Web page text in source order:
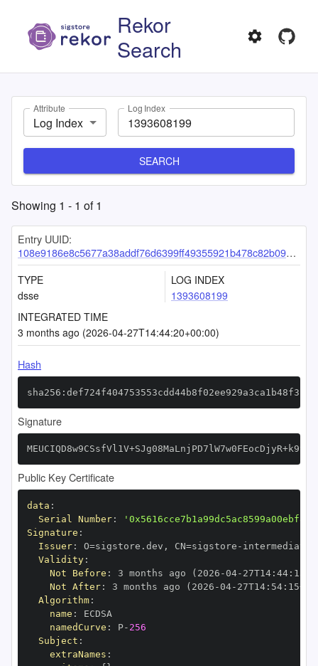
Rekor
Search
Attribute
Log Index
Log Index
SEARCH
Showing 1 - 1 of1
Entry UUID:
108e9186e8c5677a38addf76d6399ff49355921b478c82b09aa55d356a0f6462f5438fc9490b6b67
TYPE
dsse
LOG INDEX
1393608199
INTEGRATED TIME
3 months ago (2026-04-27T14:44:20+00:00)
Hash
Signature
Public Key Certificate
data :
Serial Number:
Signature :
Issuer: O=sigstore.dev , CN=sigstore -
Validity:
Not Before : 3 months ago (2026 -04- 27T14: 44:
Not After: 3 months ago (2026 -04- 27T14: 54: 15+00
Algorithm:
name :
namedCurve : P- 256
Subject :
extraNames :